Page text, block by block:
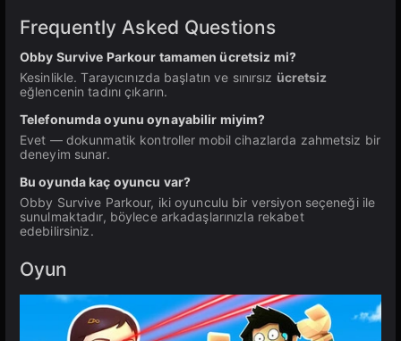
Frequently Asked Questions
Obby Survive Parkour tamamen ücretsiz mi?
Kesinlikle. Tarayıcınızda başlatın ve sınırsız ücretsiz
eğlencenin tadını çıkarın.
Telefonumda oyunu oynayabilir miyim?
Evet — dokunmatik kontroller mobil cihazlarda zahmetsiz bir
deneyim sunar.
Bu oyunda kaç oyuncu var?
Obby Survive Parkour, iki oyunculu bir versiyon seçeneği ile
sunulmaktadır, böylece arkadaşlarınızla rekabet
edebilirsiniz.
Oyun